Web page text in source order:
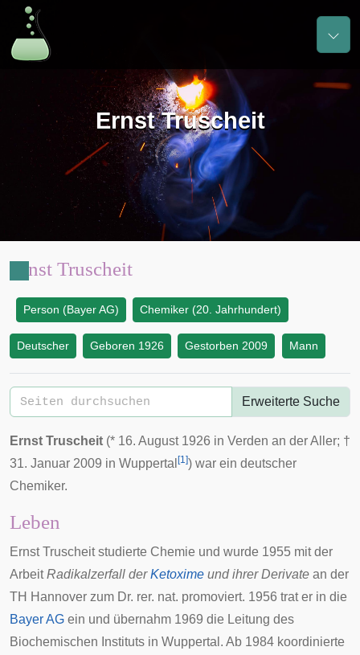
Ernst Truscheit
Ernst Truscheit
Person (Bayer AG) Chemiker (20. Jahrhundert)
Deutscher Geboren 1926 Gestorben 2009 Mann
Erweiterte Suche
Ernst Truscheit (* 16. August 1926 in Verden an der Aller; †
31. Januar 2009 in Wuppertal [1]) war ein deutscher
Chemiker.
Leben
Ernst Truscheit studierte Chemie und wurde 1955 mit der
ArbeitRadikalzerfall derKetoxime und ihrer Derivate an der
TH Hannover zum Dr. rer. nat. promoviert. 1956 trat er in die
Bayer AG ein und übernahm 1969 die Leitung des
Biochemischen Instituts in Wuppertal. Ab 1984 koordinierte